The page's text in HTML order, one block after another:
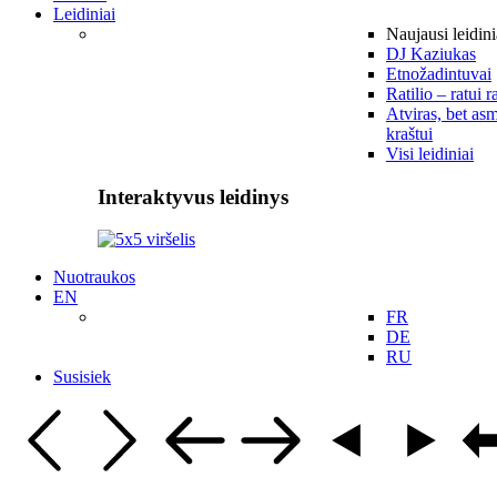
Leidiniai
Naujausi
DJ Kaziukas
Etnožadintuvai
Ratilio – ratui
Atviras, bet
kraštui
Visi leidiniai
Interaktyvus leidinys
Nuotraukos
EN
FR
DE
RU
Susisiek